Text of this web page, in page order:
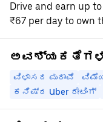
Drive and earn up
₹67 per day to own
ವಿಳಾಸದ ಪುರಾವೆ ವಿಮೆಯ
ಕನಿಷ್ಠ Uber ರೇಟಿಂಗ್